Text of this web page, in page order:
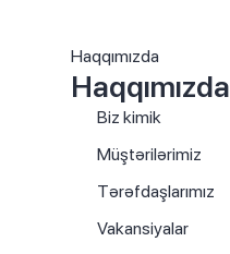
Haqqımızda
Haqqımızda
Biz kimik
Müştərilərimiz
Tərəfdaşlarımız
Vakansiyalar